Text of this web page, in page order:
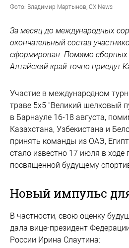
Фото: Владимир Мартынов, CХ News
За месяц до международных
окончательный состав
сформирован. Помимо сборных
Алтайский край точно приедут
Участие в международном
траве 5х5 "Великий шелковый
в Барнауле 16-18 августа,
Казахстана, Узбекистана и
принять команды из ОАЭ,
стало известно 17 июля в ходе
посвященной будущему
Новый импульс
В частности, свою оценку
дала вице-президент
России Ирина Слаутина: